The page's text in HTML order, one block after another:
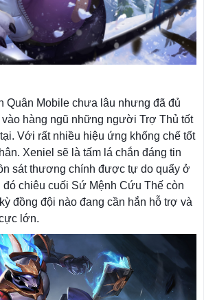
Quân Mobile chưa lâu nhưng đã đủ
hàng ngũ những người Trợ Thủ tốt
Với rất nhiều hiệu ứng khống chế tốt
Xeniel sẽ là tấm lá chắn đáng tin
sát thương chính được tự do quẩy ở
đó chiêu cuối Sứ Mệnh Cứu Thế còn
đồng đội nào đang cần hắn hỗ trợ và
lớn.